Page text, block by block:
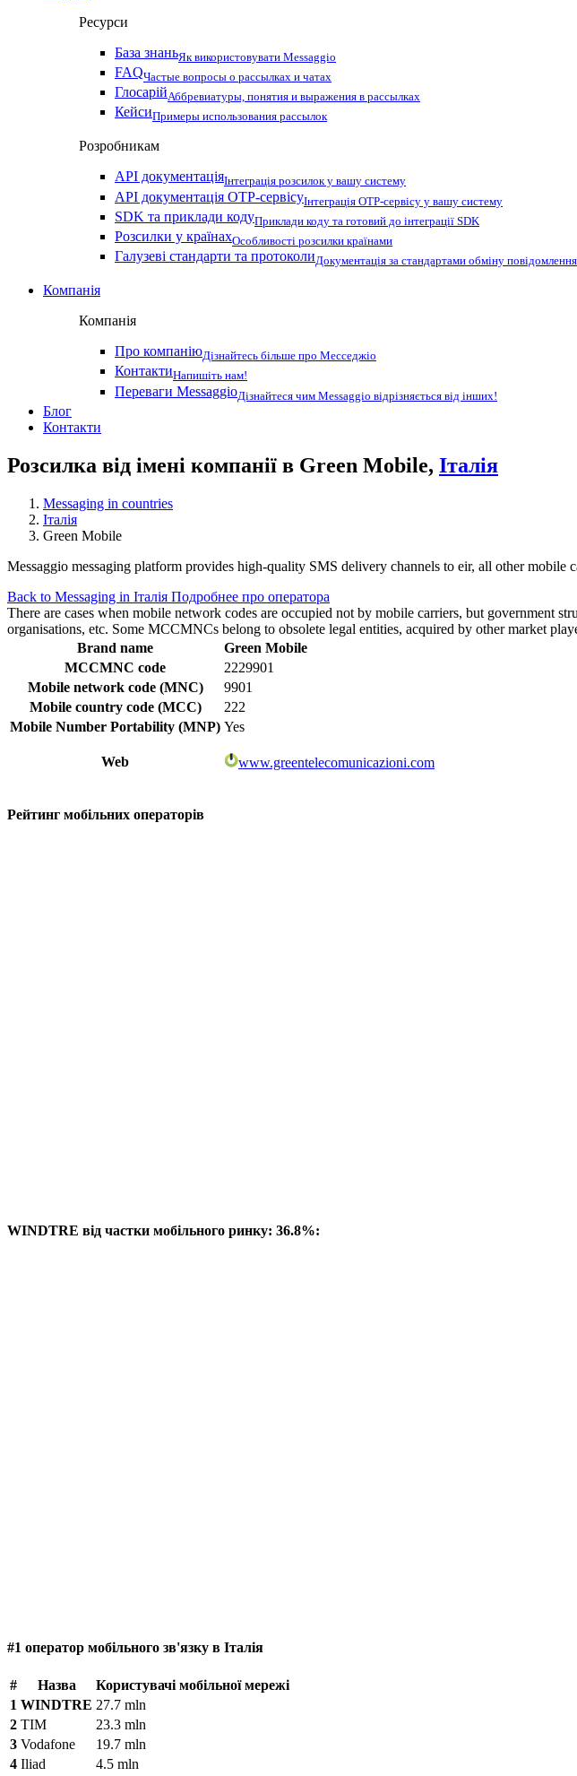
Ресурси
База знаньЯк використовувати Messaggio
FAQЧастые вопросы о рассылках и чатах
ГлосарійАббревиатуры, понятия и выражения в рассылках
КейсиПримеры использования рассылок
Розробникам
API документаціяІнтеграція розсилок у вашу систему
API документація OTP-сервісуІнтеграція OTP-сервісу у вашу систему
SDK та приклади кодуПриклади коду та готовий до інтеграції SDK
Розсилки у країнахОсобливості розсилки країнами
Галузеві стандарти та протоколиДокументація за стандартами обміну
Компанія
Компанія
Про компаніюДізнайтесь більше про Месседжіо
КонтактиНапишіть нам!
Переваги MessaggioДізнайтеся чим Messaggio відрізняється від інших!
Блог
Контакти
Розсилка від імені компанії в Green Mobile, Італія
Messaging in countries
Італія
Green Mobile
Messaggio messaging platform provides high-quality SMS delivery channels to eir, all other mobile
Back to Messaging in Італія Подробнее про оператора
There are cases when mobile network codes are occupied not by mobile carriers, but government
organisations, etc. Some MCCMNCs belong to obsolete legal entities, acquired by other market
Brand name
Green Mobile
MCCMNC code
2229901
Mobile network code (MNC)
9901
Mobile country code (MCC)
222
Mobile Number Portability (MNP) Yes
Web www.greentelecomunicazioni.com
Рейтинг мобільних операторів
WINDTRE від частки мобільного ринку: 36.8%:
#1 оператор мобільного зв'язку в Італія
# Назва
Користувачі мобільної мережі
1 WINDTRE 27.7 mln
2 TIM
23.3 mln
3 Vodafone
19.7 mln
4 Iliad 4.5 mln